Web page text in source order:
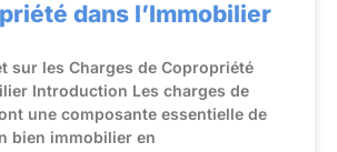
dans l’Immobilier
sur les Charges de Copropriété
Introduction Les charges de
une composante essentielle de
bien immobilier en